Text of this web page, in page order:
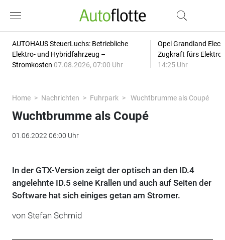
AUTOHAUS SteuerLuchs: Betriebliche
Elektro- und Hybridfahrzeug –
Stromkosten 07.08.2026, 07:00 Uhr
Opel Grandland
Zugkraft fürs
14:25 Uhr
Home Nachrichten Fuhrpark Wuchtbrumme als Coupé
Wuchtbrumme als Coupé
01.06.2022 06:00 Uhr
In der GTX-Version zeigt der optisch an den ID.4
angelehnte ID.5 seine Krallen und auch auf Seiten der
Software hat sich einiges getan am Stromer.
von Stefan Schmid